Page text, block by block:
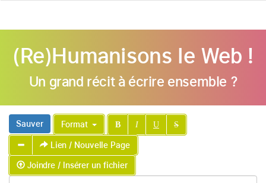
(Re)Humanisons le Web !
Un grand récit à écrire ensemble ?
Sauver Format B I U S
Lien / Nouvelle Page
Joindre / Insérer un fichier